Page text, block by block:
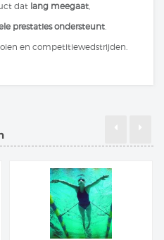
dat lang meegaat,
prestaties ondersteunt.
en competitiewedstrijden.